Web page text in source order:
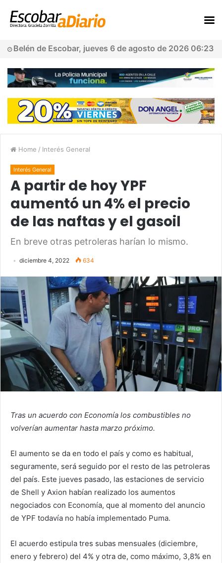
Belén de Escobar, jueves 6 de agosto de 2026 06:23
Home / Interés General
Interés General
A partir de hoy YPF
aumentó un 4% el precio
de las naftas y el gasoil
En breve otras petroleras harían lo mismo.
diciembre 4, 2022 634
Tras un acuerdo con Economía los combustibles no
volverían aumentar hasta marzo próximo.
El aumento se da en todo el país y como es habitual,
seguramente, será seguido por el resto de las petroleras
del país. Este jueves pasado, las estaciones de servicio
de Shell y Axion habían realizado los aumentos
negociados con Economía, que al momento del anuncio
de YPF todavía no había implementado Puma.
El acuerdo estipula tres subas mensuales (diciembre,
enero y febrero) del 4% y otra de, como máximo, 3,8% en